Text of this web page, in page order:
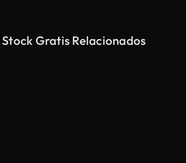
Gratis Relacionados